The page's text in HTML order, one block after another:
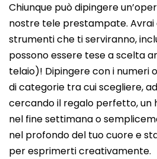
Chiunque può dipingere
nostre tele prestampate. Avrai
strumenti che ti serviranno,
possono essere tese a scelta
telaio)! Dipingere con i numeri
di categorie tra cui scegliere,
cercando il regalo perfetto, un
nel fine settimana o
nel profondo del tuo cuore e
per esprimerti creativamente.
prodotto
è
0,0
su
5
stelle.